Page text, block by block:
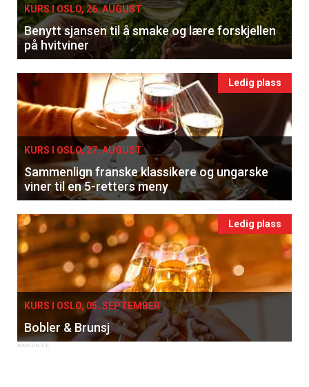
Få ukentlige nyhetsbrev fra
Apéritif
Vi tilbyr flere ukentlige nyhetsbrev. Du
kan fritt velge hvilke du ønsker å få
tilsendt.
Registrer deg
KURS I OSLO, 26. AUGUST
Benytt sjansen til å smake og lære forskjellen
på hvitviner
Ledig plass
KURS I OSLO, 27. AUGUST
Sammenlign franske klassikere og ungarske
viner til en 5-retters meny
Ledig plass
KURS I OSLO, 05. SEPTEMBER
Bobler & Brunsj